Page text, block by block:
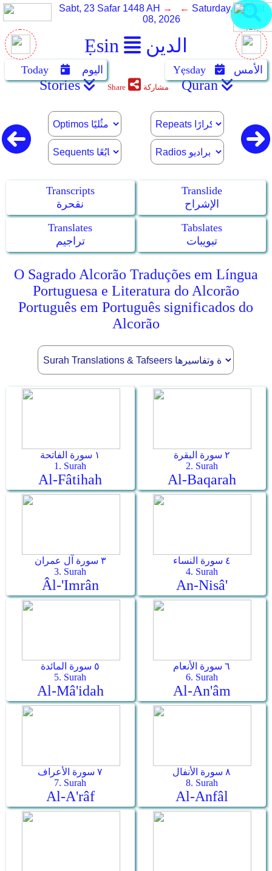
Ẹsin الدين
Sabt, 23 Safar 1448 AH → ← Saturday, August
08, 2026
Today اليوم Yẹsday الأمس
Stories Share مشاركة Quran
Transcripts
نقحرة
Translide
الإشراح
Translates
تراجيم
Tabslates
تبويبات
O Sagrado Alcorão Traduções em Língua
Portuguesa e Literatura do Alcorão
Português em Português significados do
Alcorão
١ سورة الفاتحة
1. Surah
Al-Fâtihah
٢ سورة البقرة
2. Surah
Al-Baqarah
٣ سورة آل عمران
3. Surah
Âl-'Imrân
٤ سورة النساء
4. Surah
An-Nisâ'
٥ سورة المائدة
5. Surah
Al-Mâ'idah
٦ سورة الأنعام
6. Surah
Al-An'âm
٧ سورة الأعراف
7. Surah
Al-A'râf
٨ سورة الأنفال
8. Surah
Al-Anfâl